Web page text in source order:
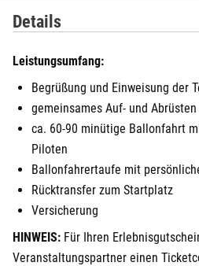
Details
Leistungsumfang:
Begrüßung und Einweisung der
gemeinsames Auf- und
ca. 60-90 minütige Ballonfahrt
Piloten
Ballonfahrertaufe mit
Rücktransfer zum Startplatz
Versicherung
HINWEIS: Für Ihren
Veranstaltungspartner einen